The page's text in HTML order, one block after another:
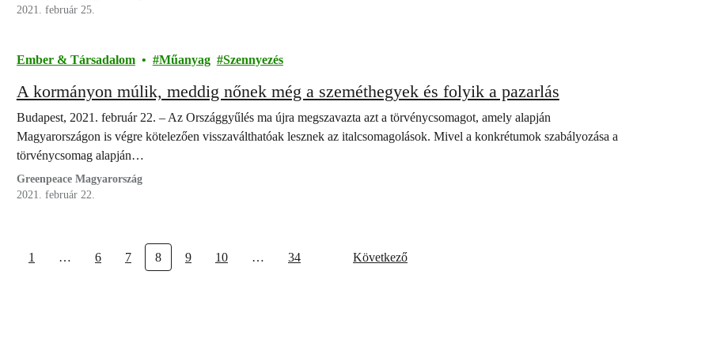
2021. február 25.
Ember & Társadalom Műanyag Szennyezés
A kormányon múlik, meddig nőnek még a szeméthegyek és folyik a pazarlás
Budapest, 2021. február 22. – Az Országgyűlés ma újra megszavazta azt a törvénycsomagot, amely alapján
Magyarországon is végre kötelezően visszaválthatóak lesznek az italcsomagolások. Mivel a konkrétumok szabályozása a
törvénycsomag alapján…
Greenpeace Magyarország
2021. február 22.
1 … 6 7 8 9 10 … 34 Következő